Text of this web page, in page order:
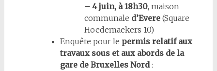
– 4 juin, à 18h30, maison
communale d’Evere(Square
Hoedemaekers 10)
Enquête pour le permis relatif aux
travaux sous et aux abords de la
gare de Bruxelles Nord: